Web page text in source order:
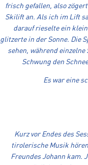
frisch gefallen, also
Skilift an. Als ich im Lift
darauf rieselte ein
glitzerte in der Sonne. Die
sehen, während
Schwung den
Es war eine
Kurz vor Endes des
tirolerische Musik
Freundes Johann kam.